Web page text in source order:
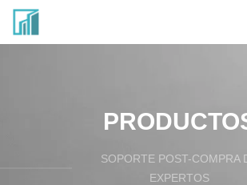
SOPORTE POST-COMPRA
EXPERTOS